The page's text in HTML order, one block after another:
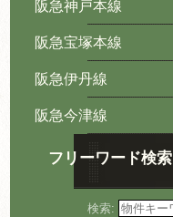
阪急神戸本線
阪急宝塚本線
阪急伊丹線
阪急今津線
フリーワード検索
検索: